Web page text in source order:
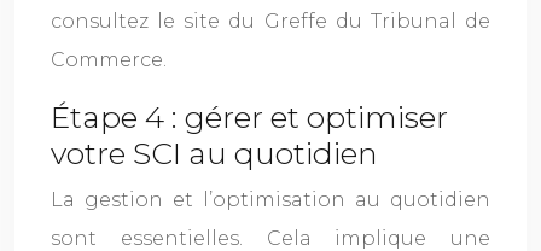
consultez le site du Greffe du Tribunal de
Commerce.
Étape 4 : gérer et optimiser
votre SCI au quotidien
La gestion et l’optimisation au quotidien
sont essentielles. Cela implique une